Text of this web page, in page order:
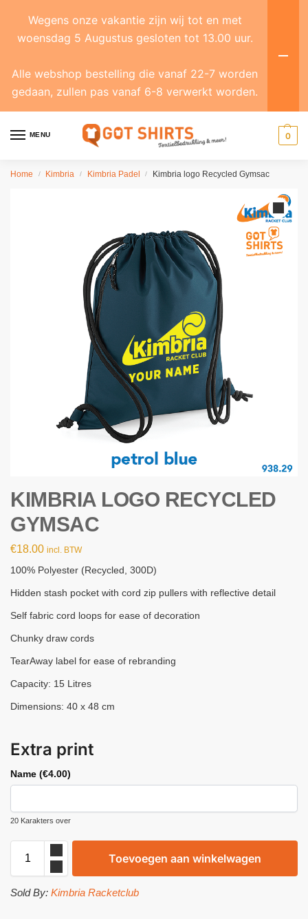
MENU 0
Home / Kimbria / Kimbria Padel / Kimbria logo Recycled Gymsac
KIMBRIA LOGO RECYCLED
GYMSAC
€18.00 incl. BTW
100% Polyester (Recycled, 300D)
Hidden stash pocket with cord zip pullers with reflective detail
Self fabric cord loops for ease of decoration
Chunky draw cords
TearAway label for ease of rebranding
Capacity: 15 Litres
Dimensions: 40 x 48 cm
Extra print
Name (€4.00)
20 Karakters over
Toevoegen aan winkelwagen
Sold By: Kimbria Racketclub
Wegens onze vakantie zijn wij tot en met
woensdag 5 Augustus gesloten tot 13.00 uur.
Alle webshop bestelling die vanaf 22-7 worden
gedaan, zullen pas vanaf 6-8 verwerkt worden.